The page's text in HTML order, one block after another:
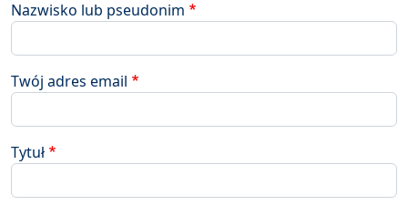
Nazwisko lub pseudonim
Twój adres email
Tytuł